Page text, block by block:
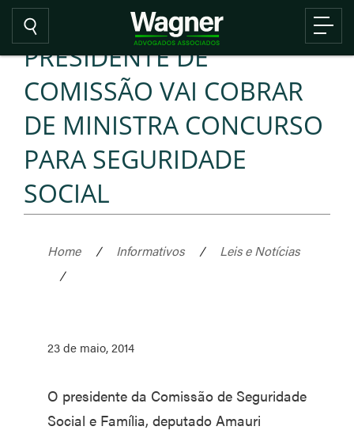
PRESIDENTE DE
COMISSÃO VAI COBRAR
DE MINISTRA CONCURSO
PARA SEGURIDADE
SOCIAL
Home / Informativos /
Leis e Notícias
/
23 de maio, 2014
O presidente da Comissão de Seguridade
Social e Família, deputado Amauri